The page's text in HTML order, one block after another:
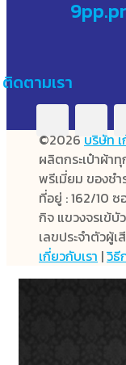
ติดตามเรา
©2026 บริษัท
ผลิตกระเป๋าผ้า
พรีเมี่ยม ของช
ที่อยู่ : 162/10 ซ
กิจ แขวงจรเข้บั
เลขประจำตัวผู้
เกี่ยวกับเรา |วิธี